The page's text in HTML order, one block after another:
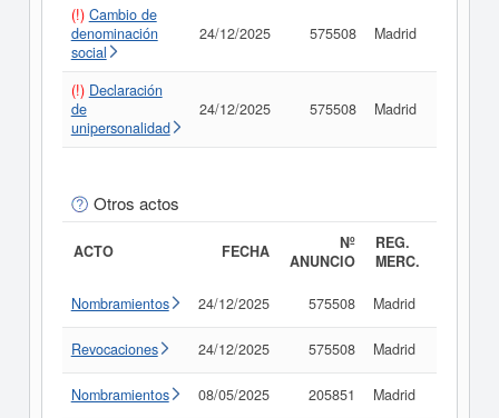
(!) Cambio de
denominación
social
24/12/2025 575508 Madrid
(!) Declaración
de
unipersonalidad
24/12/2025 575508 Madrid
Otros actos
ACTO FECHA
Nº
ANUNCIO
REG.
MERC.
Nombramientos 24/12/2025 575508 Madrid
Revocaciones 24/12/2025 575508 Madrid
Nombramientos 08/05/2025 205851 Madrid